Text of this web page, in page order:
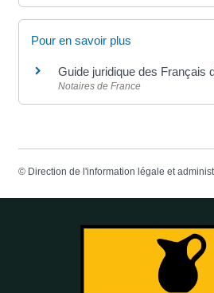
Pour en savoir plus
Guide juridique des Français
Notaires de France
© Direction de l'information légale et